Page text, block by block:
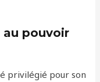
pouvoir
privilégié pour son